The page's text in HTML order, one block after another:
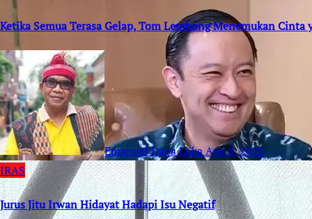
Ketika Semua Terasa Gelap, Tom Lembong Menemukan Cinta
Emanuel Dapa LokaAug 8, 2026
IRAS
Jurus Jitu Irwan Hidayat Hadapi Isu Negatif